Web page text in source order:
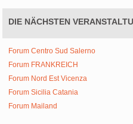
DIE NÄCHSTEN
Forum Centro Sud Salerno
Forum FRANKREICH
Forum Nord Est Vicenza
Forum Sicilia Catania
Forum Mailand